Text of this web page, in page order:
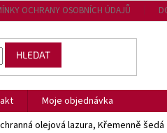
OCHRANY OSOBNÍCH ÚDAJŮ
HLEDAT
Moje objednávka
olejová lazura, Křemenně šedá